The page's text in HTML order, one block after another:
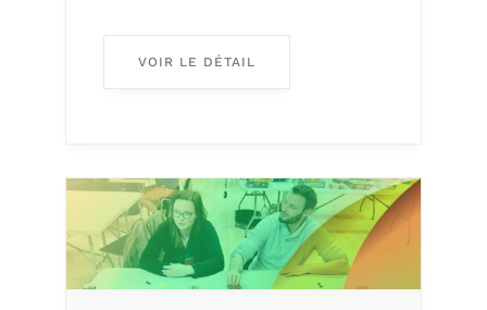
VOIR LE DÉTAIL